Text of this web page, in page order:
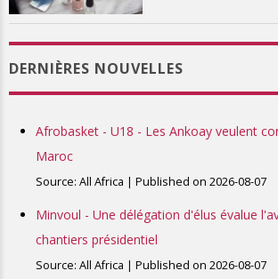
DERNIÈRES NOUVELLES
Afrobasket - U18 - Les Ankoay veulent
Maroc
Source: All Africa Published on 2026-08-07
Minvoul - Une délégation d'élus évalue
chantiers présidentiel
Source: All Africa Published on 2026-08-07